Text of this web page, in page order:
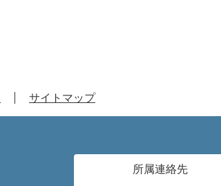
サイトマップ
所属連絡先